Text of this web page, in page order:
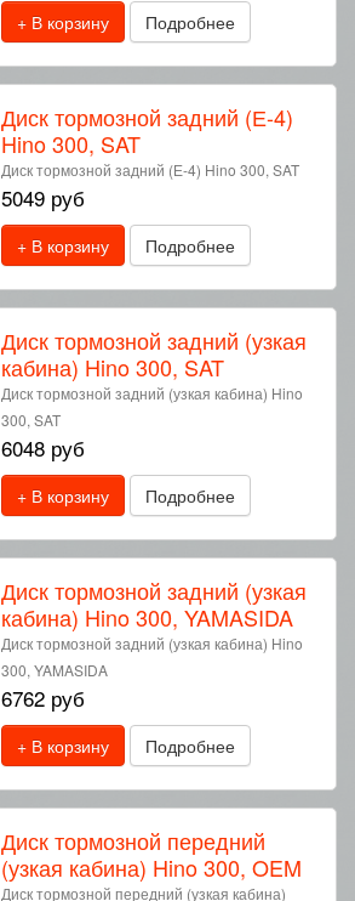
+ В корзину Подробнее
Диск тормозной задний (Е-4)
Hino 300, SAT
Диск тормозной задний (Е-4) Hino 300, SAT
5049 руб
+ В корзину Подробнее
Диск тормозной задний (узкая
кабина) Hino 300, SAT
Диск тормозной задний (узкая кабина) Hino
300, SAT
6048 руб
+ В корзину Подробнее
Диск тормозной задний (узкая
кабина) Hino 300, YAMASIDA
Диск тормозной задний (узкая кабина) Hino
300, YAMASIDA
6762 руб
+ В корзину Подробнее
Диск тормозной передний
(узкая кабина) Hino 300, OEM
Диск тормозной передний (узкая кабина)